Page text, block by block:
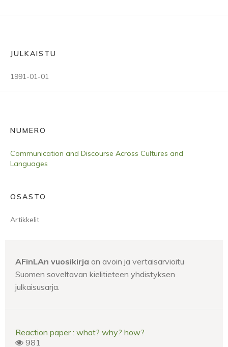
JULKAISTU
1991-01-01
NUMERO
Communication and Discourse Across Cultures and
Languages
OSASTO
Artikkelit
AFinLAn vuosikirja on avoin ja vertaisarvioitu
Suomen soveltavan kielitieteen yhdistyksen
julkaisusarja.
Reaction paper : what? why? how?
981